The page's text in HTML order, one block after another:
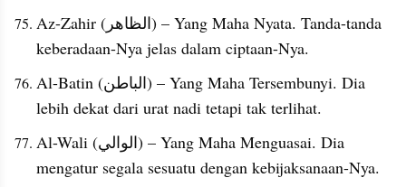
Az-Zahir (الظاهر) – Yang Maha Nyata. Tanda-tanda
keberadaan-Nya jelas dalam ciptaan-Nya.
Al-Batin (الباطن) – Yang Maha Tersembunyi. Dia
lebih dekat dari urat nadi tetapi tak terlihat.
Al-Wali (الوالي) – Yang Maha Menguasai. Dia
mengatur segala sesuatu dengan kebijaksanaan-Nya.